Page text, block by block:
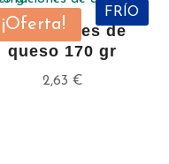
¡Oferta!
FRÍO
Tentaciones de
queso 170 gr
2,63 €